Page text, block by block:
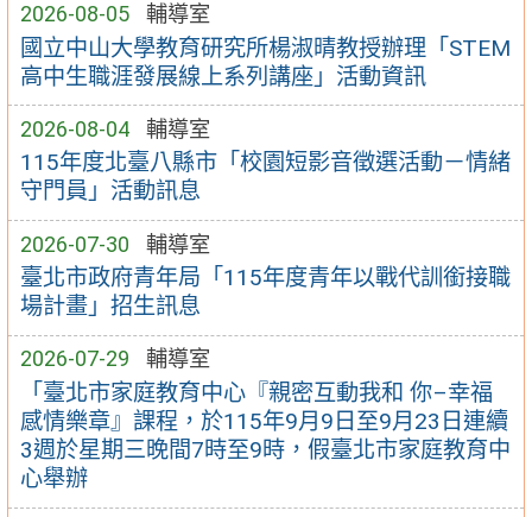
2026-08-05 輔導室
國立中山大學教育研究所楊淑晴教授辦理「STEM
高中生職涯發展線上系列講座」活動資訊
2026-08-04 輔導室
115年度北臺八縣市「校園短影音徵選活動－情緒
守門員」活動訊息
2026-07-30 輔導室
臺北市政府青年局「115年度青年以戰代訓銜接職
場計畫」招生訊息
2026-07-29 輔導室
「臺北市家庭教育中心『親密互動我和 你–幸福
感情樂章』課程，於115年9月9日至9月23日連續
3週於星期三晚間7時至9時，假臺北市家庭教育中
心舉辦